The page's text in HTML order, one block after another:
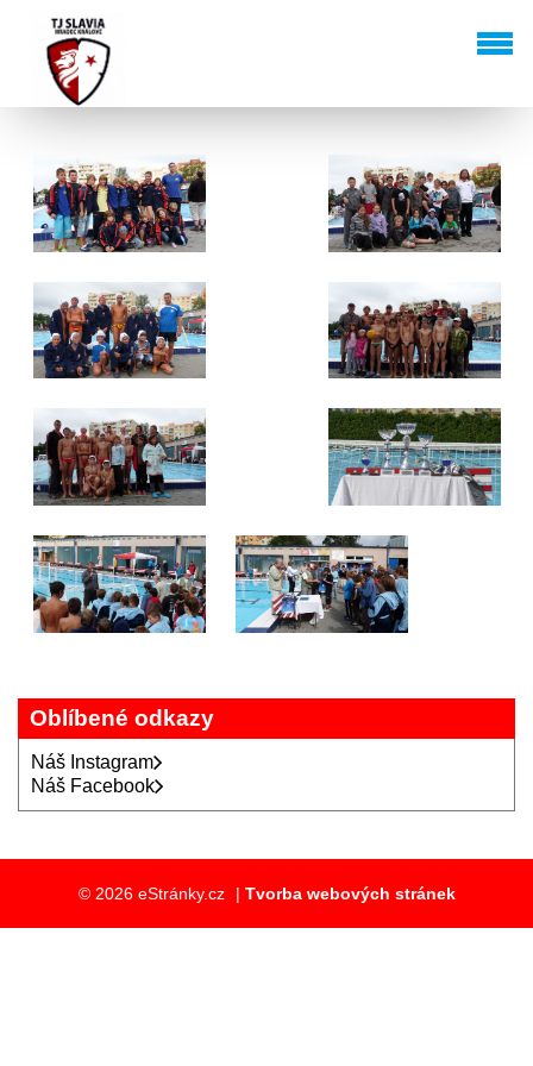
Oblíbené odkazy
Náš Instagram
Náš Facebook
© 2026 eStránky.cz | Tvorba webových stránek